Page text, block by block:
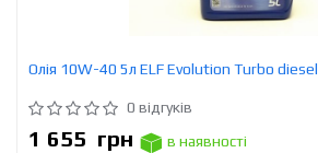
Олія 10W-40 5л ELF Evolution Turbo diesel
0 відгуків
1 655 грн
в наявності